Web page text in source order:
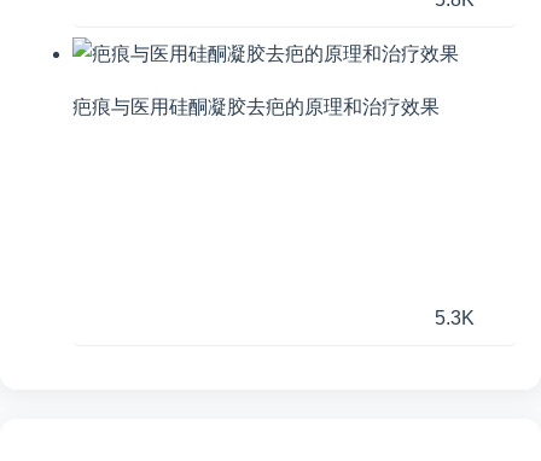
疤痕与医用硅酮凝胶去疤的原理和治疗效果
5.3K